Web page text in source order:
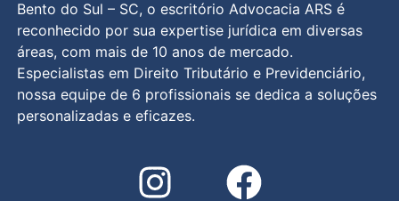
Bento do Sul – SC, o escritório Advocacia ARS é
reconhecido por sua expertise jurídica em diversas
áreas, com mais de 10 anos de mercado.
Especialistas em Direito Tributário e Previdenciário,
nossa equipe de 6 profissionais se dedica a soluções
personalizadas e eficazes.